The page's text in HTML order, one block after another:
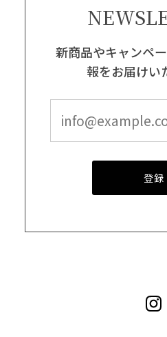
新商品やキャンペ
報をお届けい
登録